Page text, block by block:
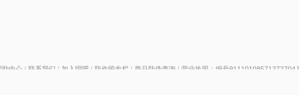
助中心 | 联系我们 | 加入唱吧 | 防诈骗专栏 | 商品防伪查询 | 营业执照：编号91110108571272704J